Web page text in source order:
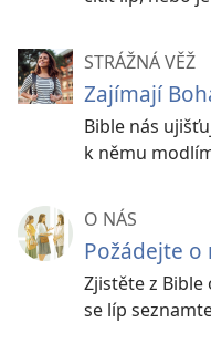
STRÁŽNÁ VĚŽ
Zajímají
Bible nás
k němu
O NÁS
Požádejte o
Zjistěte z
se líp